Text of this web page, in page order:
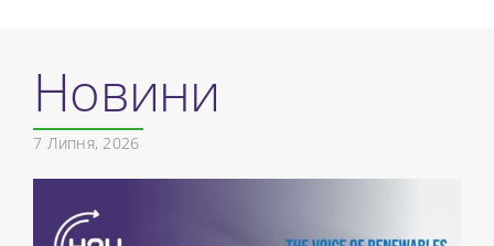
Новини
7 Липня, 2026